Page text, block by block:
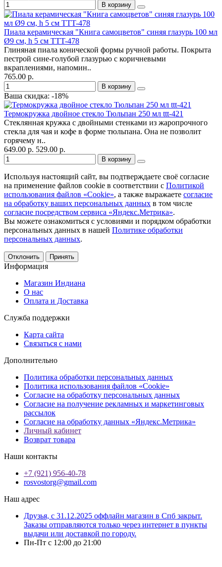
В корзину
Пиала керамическая "Книга самоцветов" синяя глазурь 100 мл
Ø9 см, h 5 см TTT-478
Глиняная пиала конической формы ручной работы. Покрыта
пестрой сине-голубой глазурью с коричневыми
вкраплениями, напомин..
765.00 р.
В корзину
Ваша скидка: -18%
Термокружка двойное стекло Тюльпан 250 мл ttt-421
Стеклянная кружка с двойными стенками из жаропрочного
стекла для чая и кофе в форме тюльпана. Она не позволит
горячему н..
649.00 р. 529.00 р.
В корзину
Используя настоящий сайт, вы подтверждаете своё согласие
на применение файлов cookie в соответствии с Политикой
использования файлов «Cookie», а также выражаете согласие
на обработку ваших персональных данных в том числе
согласие посредством сервиса «Яндекс.Метрика».
Вы можете ознакомиться с условиями и порядком обработки
персональных данных в нашей Политике обработки
персональных данных.
Отклонить Принять
Информация
Магазин Индиана
О нас
Оплата и Доставка
Служба поддержки
Карта сайта
Связаться с нами
Дополнительно
Политика обработки персональных данных
Политика использования файлов «Cookie»
Согласие на обработку персональных данных
Согласие на получение рекламных и маркетинговых
рассылок
Согласие на обработку данных «Яндекс.Метрика»
Личный кабинет
Возврат товара
Наши контакты
+7 (921) 956-40-78
rosvostorg@gmail.com
Наш адрес
Друзья, с 31.12.2025 оффлайн магазин в Спб закрыт.
Заказы отправляются только через интернет в пункты
выдачи или доставкой по городу.
Пн-Пт с 12:00 до 21:00